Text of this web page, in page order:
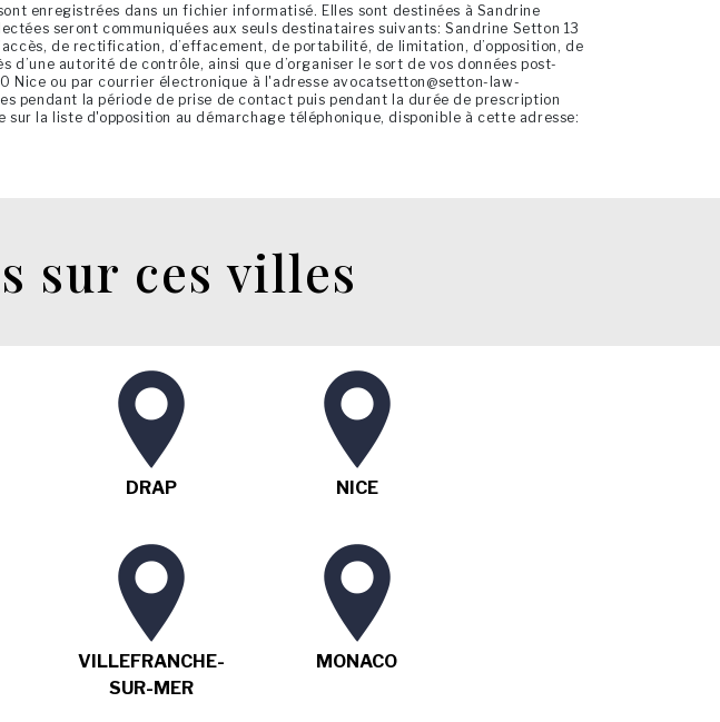
enregistrées dans un fichier informatisé. Elles sont destinées à Sandrine
seront communiquées aux seuls destinataires suivants: Sandrine Setton 13
de rectification, d’effacement, de portabilité, de limitation, d’opposition, de
autorité de contrôle, ainsi que d’organiser le sort de vos données post-
Nice ou par courrier électronique à l'adresse avocatsetton@setton-law-
pendant la période de prise de contact puis pendant la durée de prescription
la liste d'opposition au démarchage téléphonique, disponible à cette adresse:
sur ces villes
DRAP NICE
VILLEFRANCHE-
SUR-MER
MONACO